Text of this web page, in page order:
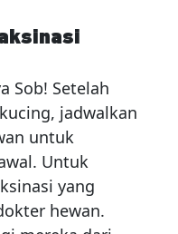
Sob! Setelah
jadwalkan
untuk
Untuk
yang
hewan.